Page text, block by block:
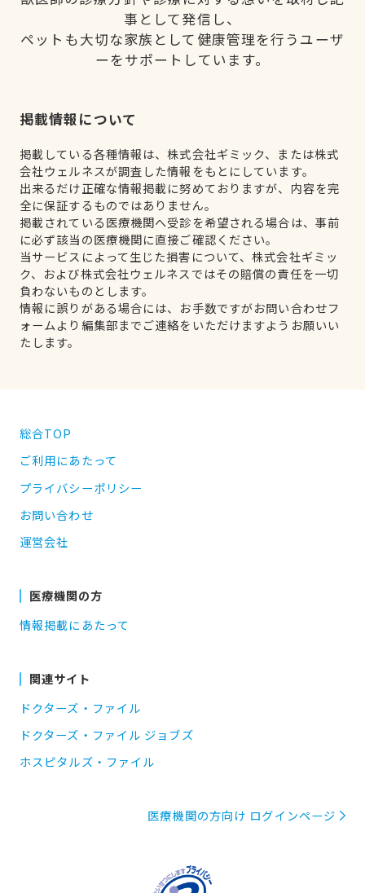
事として発信し、
ペットも大切な家族として健康管理を行うユーザ
ーをサポートしています。
掲載情報について
掲載している各種情報は、株式会社ギミック、または株式
会社ウェルネスが調査した情報をもとにしています。
出来るだけ正確な情報掲載に努めておりますが、内容を完
全に保証するものではありません。
掲載されている医療機関へ受診を希望される場合は、事前
に必ず該当の医療機関に直接ご確認ください。
当サービスによって生じた損害について、株式会社ギミッ
ク、および株式会社ウェルネスではその賠償の責任を一切
負わないものとします。
情報に誤りがある場合には、お手数ですがお問い合わせフ
ォームより編集部までご連絡をいただけますようお願いい
たします。
総合TOP
ご利用にあたって
プライバシーポリシー
お問い合わせ
運営会社
医療機関の方
情報掲載にあたって
関連サイト
ドクターズ・ファイル
ドクターズ・ファイル ジョブズ
ホスピタルズ・ファイル
医療機関の方向け ログインページ